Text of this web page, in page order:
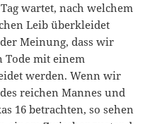
wartet, nach welchem
Leib überkleidet
Meinung, dass wir
Tode mit einem
werden. Wenn wir
reichen Mannes und
16 betrachten, so sehen